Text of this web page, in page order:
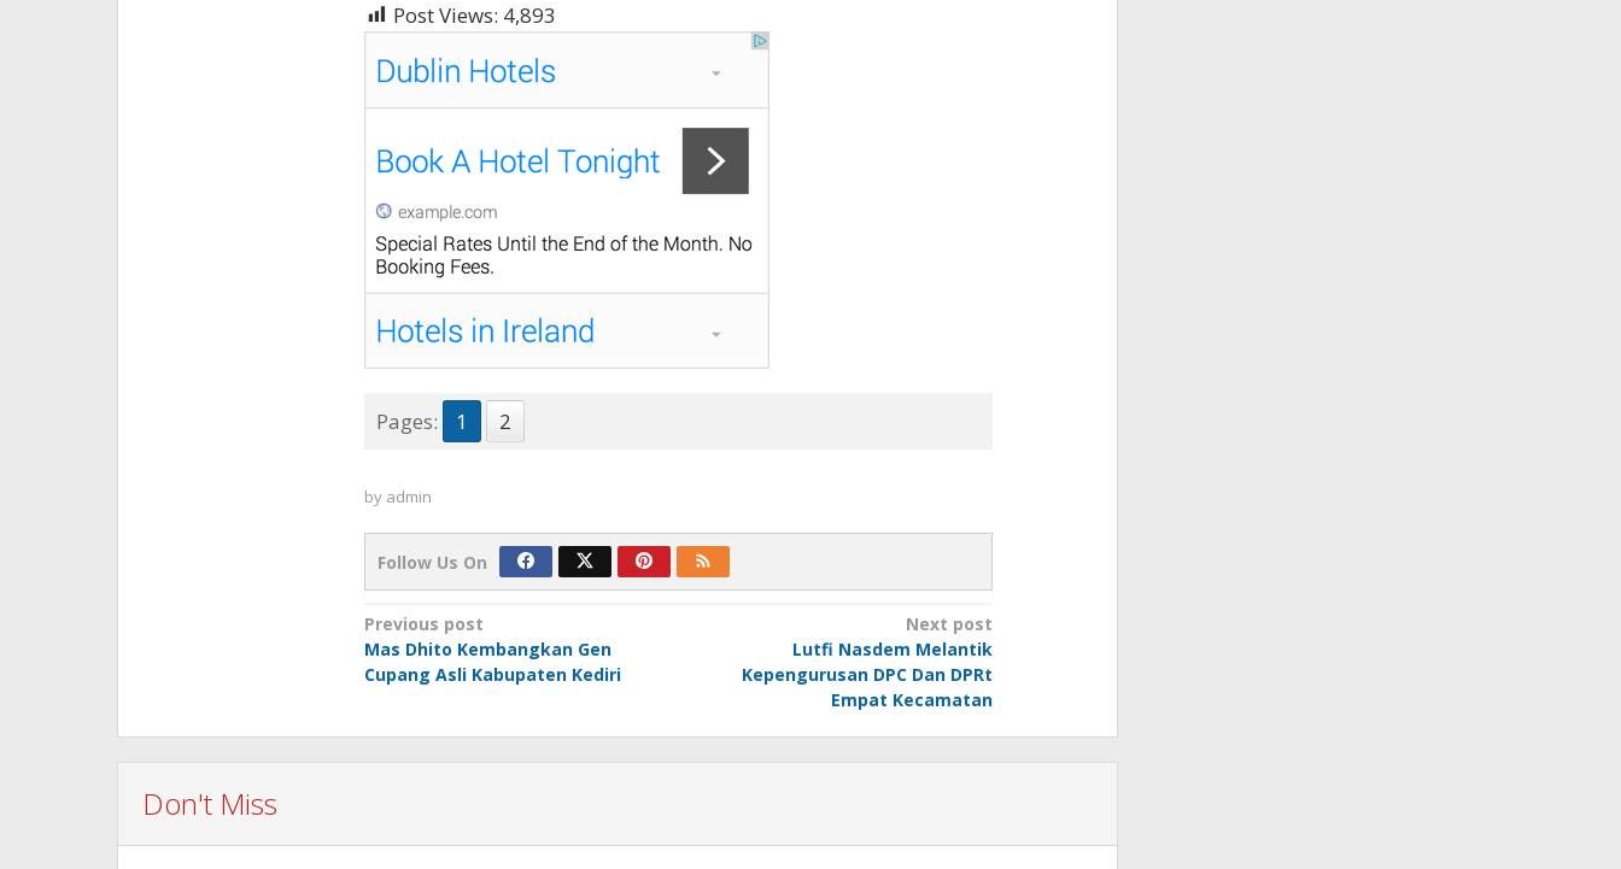
Post Views: 4,893
Pages: 1 2
by admin
Follow Us On
Post
navigation
Previous post
Mas Dhito Kembangkan Gen
Cupang Asli Kabupaten Kediri
Next post
Lutfi Nasdem Melantik
Kepengurusan DPC Dan DPRt
Empat Kecamatan
Don't Miss